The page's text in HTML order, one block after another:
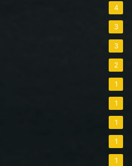
4
3
3
2
1
1
1
1
1